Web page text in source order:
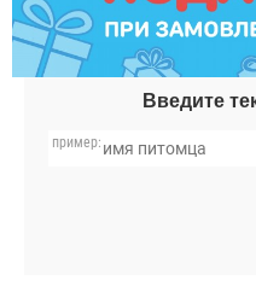
Введите